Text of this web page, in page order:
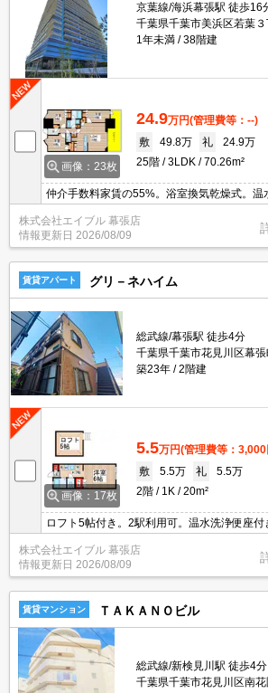
京葉線/海浜幕張駅 徒歩16
千葉県千葉市美浜区若葉３
1年未満
38階建
画像：23枚
24.9万円(管理費等：--)
敷
49.8万 礼
24.9万
25階
3LDK 70.26m²
仲介手数料家賃の55%。浴室換気乾燥式。温
グレードマンション。居室内禁煙(ベランダ
可。食器洗浄機付き。
株式会社エイブル 幕張店
情報更新日 2026/08/09
賃貸アパート グリ－ネハイム
総武線/幕張駅 徒歩4分
千葉県千葉市花見川区幕張
築23年
2階建
画像：17枚
5.5万円(管理費等：3,000
敷
5.5万 礼
5.5万
2階
1K 20m²
ロフト5帖付き。2駅利用可。温水洗浄便座付
ス・トイレ別。仲介手数料家賃の55%。
株式会社エイブル 幕張店
情報更新日 2026/08/09
賃貸マンション ＴＡＫＡＮＯビル
総武線/新検見川駅 徒歩4分
千葉県千葉市花見川区南花